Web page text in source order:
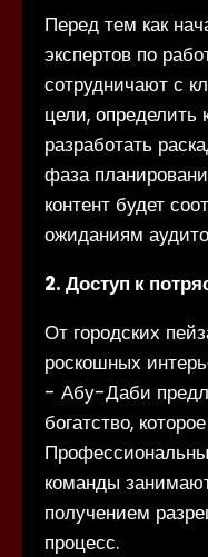
Перед тем как
экспертов по
сотрудничают с
цели,
разработать
фаза
контент будет
ожиданиям
2. Доступ к
От городских
роскошных
- Абу-Даби
богатство,
команды
получением
процесс.